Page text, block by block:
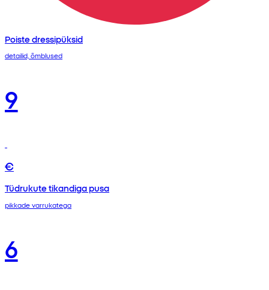
Poiste dressipüksid
detailid, õmblused
9
€
Tüdrukute tikandiga pusa
pikkade varrukatega
6